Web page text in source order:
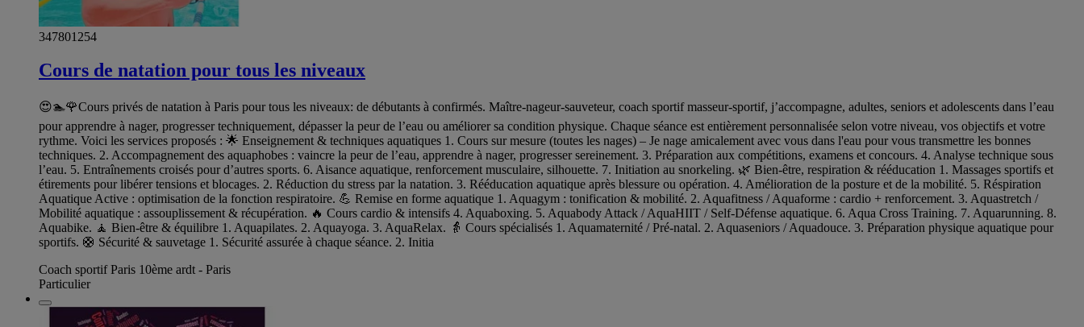
347801254
Cours de natation pour tous les niveaux
😍🏊🌹Cours privés de natation à Paris pour tous les niveaux: de débutants à confirmés. Maître‑nageur‑sauveteur, coach sportif masseur-sportif, j’accompagne, adultes, seniors et adolescents dans l’eau
pour apprendre à nager, progresser techniquement, dépasser la peur de l’eau ou améliorer sa condition physique. Chaque séance est entièrement personnalisée selon votre niveau, vos objectifs et votre
rythme. Voici les services proposés : 🌟 Enseignement & techniques aquatiques 1. Cours sur mesure (toutes les nages) – Je nage amicalement avec vous dans l'eau pour vous transmettre les bonnes
techniques. 2. Accompagnement des aquaphobes : vaincre la peur de l’eau, apprendre à nager, progresser sereinement. 3. Préparation aux compétitions, examens et concours. 4. Analyse technique sous
l’eau. 5. Entraînements croisés pour d’autres sports. 6. Aisance aquatique, renforcement musculaire, silhouette. 7. Initiation au snorkeling. 🌿 Bien‑être, respiration & rééducation 1. Massages sportifs et
étirements pour libérer tensions et blocages. 2. Réduction du stress par la natation. 3. Rééducation aquatique après blessure ou opération. 4. Amélioration de la posture et de la mobilité. 5. Réspiration
Aquatique Active : optimisation de la fonction respiratoire. 💪 Remise en forme aquatique 1. Aquagym : tonification & mobilité. 2. Aquafitness / Aquaforme : cardio + renforcement. 3. Aquastretch /
Mobilité aquatique : assouplissement & récupération. 🔥 Cours cardio & intensifs 4. Aquaboxing. 5. Aquabody Attack / AquaHIIT / Self‑Défense aquatique. 6. Aqua Cross Training. 7. Aquarunning. 8.
Aquabike. 🧘 Bien‑être & équilibre 1. Aquapilates. 2. Aquayoga. 3. AquaRelax. 👵 Cours spécialisés 1. Aquamaternité / Pré‑natal. 2. Aquaseniors / Aquadouce. 3. Préparation physique aquatique pour
sportifs. 🛟 Sécurité & sauvetage 1. Sécurité assurée à chaque séance. 2. Initia
Coach sportif Paris 10ème ardt - Paris
Particulier